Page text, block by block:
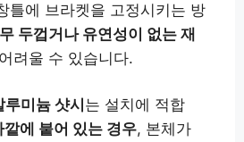
틀에 브라켓을 고정시키는 방
두껍거나 유연성이 없는 재
려울 수 있습니다.
루미늄 샷시는 설치에 적합
깥에 붙어 있는 경우, 본체가